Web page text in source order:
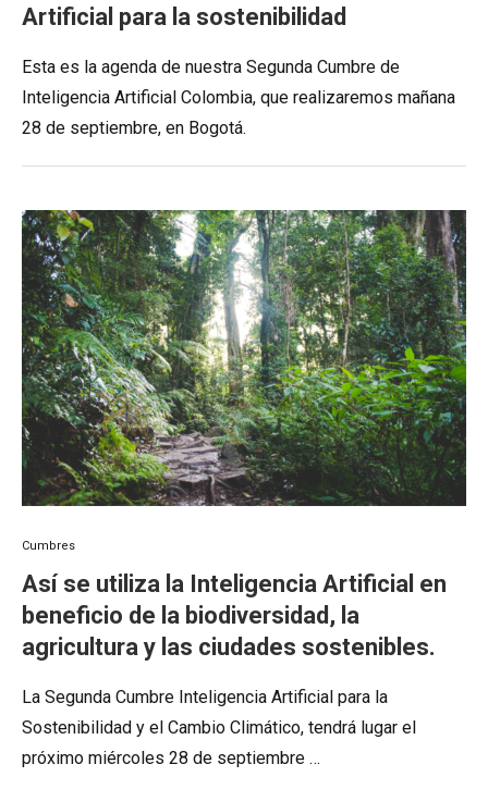
Artificial para la sostenibilidad
Esta es la agenda de nuestra Segunda Cumbre de
Inteligencia Artificial Colombia, que realizaremos mañana
28 de septiembre, en Bogotá.
Cumbres
Así se utiliza la Inteligencia Artificial en
beneficio de la biodiversidad, la
agricultura y las ciudades sostenibles.
La Segunda Cumbre Inteligencia Artificial para la
Sostenibilidad y el Cambio Climático, tendrá lugar el
próximo miércoles 28 de septiembre …